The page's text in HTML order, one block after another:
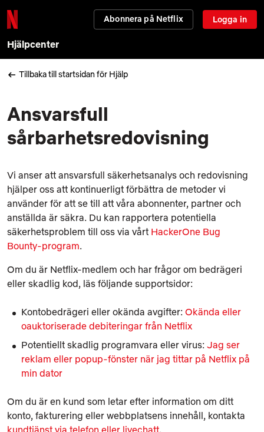
Abonnera på Netflix Logga in
Hjälpcenter
Tillbaka till startsidan för Hjälp
Ansvarsfull
sårbarhetsredovisning
Vi anser att ansvarsfull säkerhetsanalys och redovisning
hjälper oss att kontinuerligt förbättra de metoder vi
använder för att se till att våra abonnenter, partner och
anställda är säkra. Du kan rapportera potentiella
säkerhetsproblem till oss via vårt HackerOne Bug
Bounty-program.
Om du är Netflix-medlem och har frågor om bedrägeri
eller skadlig kod, läs följande supportsidor:
Kontobedrägeri eller okända avgifter: Okända eller
oauktoriserade debiteringar från Netflix
Potentiellt skadlig programvara eller virus: Jag ser
reklam eller popup-fönster när jag tittar på Netflix på
min dator
Om du är en kund som letar efter information om ditt
konto, fakturering eller webbplatsens innehåll, kontakta
kundtjänst via telefon eller livechatt.